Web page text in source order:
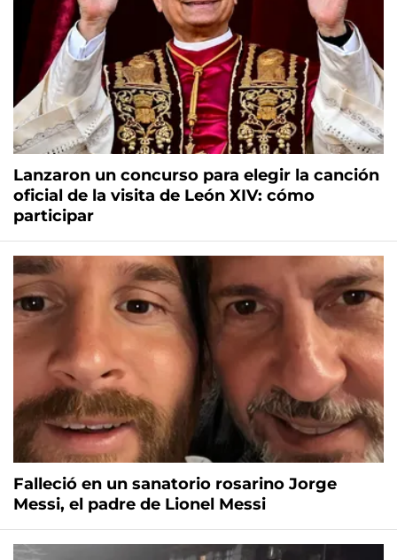
Lanzaron un concurso para elegir la canción
oficial de la visita de León XIV: cómo
participar
Falleció en un sanatorio rosarino Jorge
Messi, el padre de Lionel Messi